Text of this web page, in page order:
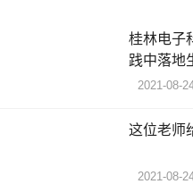
桂林电子
践中落地
2021-08-
这位老师
2021-08-